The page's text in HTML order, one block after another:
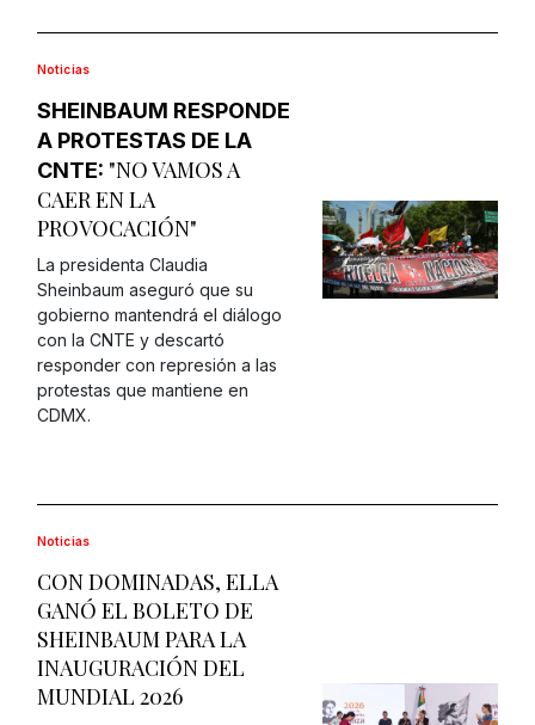
Noticias
SHEINBAUM RESPONDE
A PROTESTAS DE LA
CNTE: "NO VAMOS A
CAER EN LA
PROVOCACIÓN"
La presidenta Claudia
Sheinbaum aseguró que su
gobierno mantendrá el diálogo
con la CNTE y descartó
responder con represión a las
protestas que mantiene en
CDMX.
Noticias
CON DOMINADAS, ELLA
GANÓ EL BOLETO DE
SHEINBAUM PARA LA
INAUGURACIÓN DEL
MUNDIAL 2026